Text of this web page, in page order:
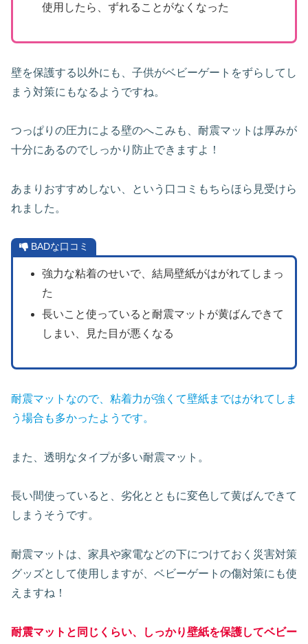
使用したら、ずれることがなくなった
壁を保護する以外にも、子供がベビーゲートをずらしてし
まう対策にもなるようですね。
つっぱりの圧力による壁のへこみも、耐震マットは厚みが
十分にあるのでしっかり防止できますよ！
あまりおすすめしない、という口コミもちらほら見受けら
れました。
BADな口コミ
強力な粘着のせいで、結局壁紙がはがれてしまっ
た
長いこと使っていると耐震マットが黄ばんできて
しまい、見た目が悪くなる
耐震マットなので、粘着力が強くて壁紙まではがれてしま
う場合も多かったようです。
また、透明なタイプが多い耐震マット。
長い間使っていると、劣化とともに変色して黄ばんできて
しまうそうです。
耐震マットは、家具や家電などの下につけておく災害対策
グッズとして使用しますが、ベビーゲートの傷対策にも使
えますね！
耐震マットと同じくらい、しっかり壁紙を保護してベビー